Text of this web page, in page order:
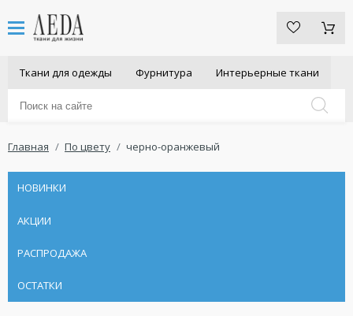
Ткани для одежды Фурнитура Интерьерные ткани
Главная По цвету черно-оранжевый
НОВИНКИ
АКЦИИ
РАСПРОДАЖА
ОСТАТКИ